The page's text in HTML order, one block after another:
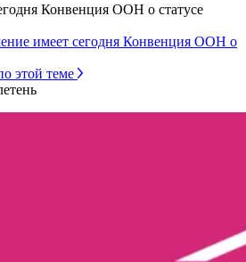
Конвенция ООН о статусе
имеет сегодня Конвенция ООН о
этой теме